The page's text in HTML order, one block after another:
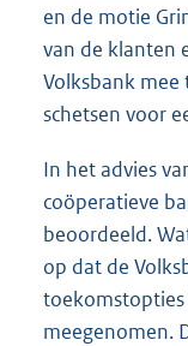
en de motie
van de klanten
Volksbank
schetsen voor
In het advies
coöperatieve
beoordeeld.
op dat de
meegenomen.